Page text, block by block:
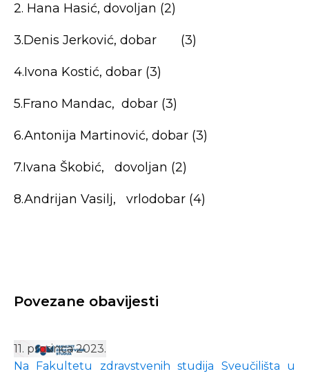
2. Hana Hasić, dovoljan (2)
3.Denis Jerković, dobar (3)
4.Ivona Kostić, dobar (3)
5.Frano Mandac, dobar (3)
6.Antonija Martinović, dobar (3)
7.Ivana Škobić, dovoljan (2)
8.Andrijan Vasilj, vrlodobar (4)
Povezane obavijesti
11. prosinca 2023.
Na Fakultetu zdravstvenih studija Sveučilišta u